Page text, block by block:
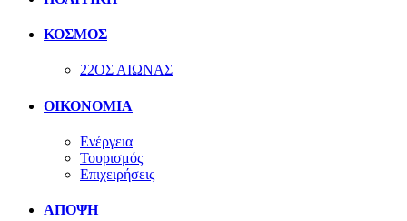
ΚΟΣΜΟΣ
22ΟΣ ΑΙΩΝΑΣ
ΟΙΚΟΝΟΜΙΑ
Ενέργεια
Τουρισμός
Επιχειρήσεις
ΑΠΟΨΗ